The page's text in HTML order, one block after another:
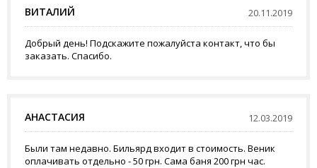
ВИТАЛИЙ 20.11.2019
Добрый день! Подскажите пожалуйста контакт, что бы
заказать. Спасибо.
АНАСТАСИЯ 12.03.2019
Были там недавно. Бильярд входит в стоимость. Веник
оплачивать отдельно - 50 грн. Сама баня 200 грн час.